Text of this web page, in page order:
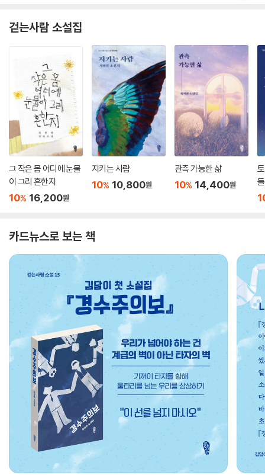
걷는사람 소설집
그 작은 몸 어디에 눈물
이 그리 흔한지
10% 16,200원
지키는 사람
10% 10,800원
관측 가능한 삶
10% 14,400원
카드뉴스로 보는 책